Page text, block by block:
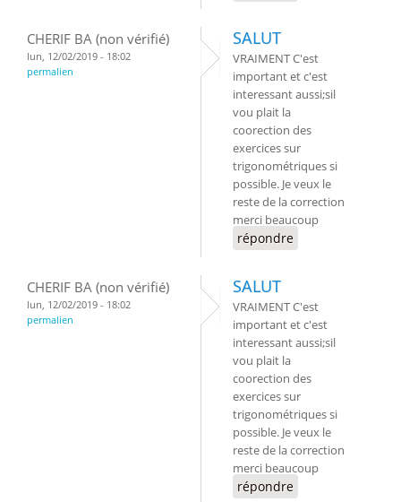
CHERIF BA (non vérifié)
lun, 12/02/2019 - 18:02
permalien
SALUT
VRAIMENT C'est
important et c'est
interessant aussi;sil
vou plait la
coorection des
exercices sur
trigonométriques si
possible. Je veux le
reste de la correction
merci beaucoup
répondre
CHERIF BA (non vérifié)
lun, 12/02/2019 - 18:02
permalien
SALUT
VRAIMENT C'est
important et c'est
interessant aussi;sil
vou plait la
coorection des
exercices sur
trigonométriques si
possible. Je veux le
reste de la correction
merci beaucoup
répondre